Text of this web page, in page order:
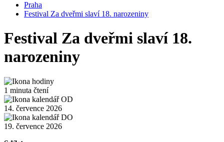
Praha
Festival Za dveřmi slaví 18. narozeniny
Festival Za dveřmi slaví 18.
narozeniny
1 minuta čtení
14. července 2026
19. července 2026